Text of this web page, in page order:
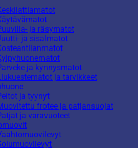
ja räsymatot
ja sisalmatot
ja kynnysmatot
ja tarvikkeet
ja tyynyt
frotee ja patjansuojat
ja varavuoteet